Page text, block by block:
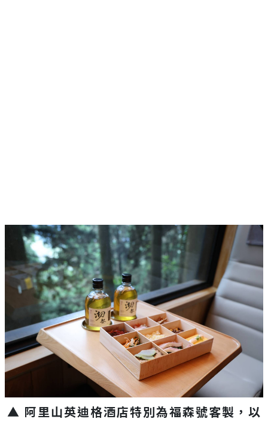
▲ 阿里山英迪格酒店特別為福森號客製，以